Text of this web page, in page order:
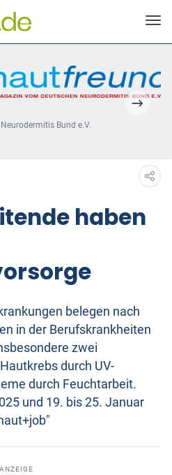
Bund e.V.
haben
belegen nach
in der Berufskrankheiten
zwei
durch UV-
durch Feuchtarbeit.
und 19. bis 25. Januar
ANZEIGE